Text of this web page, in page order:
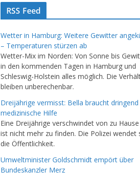
RSS Feed
Wetter in Hamburg: Weitere Gewitter
– Temperaturen stürzen ab
Wetter-Mix im Norden: Von Sonne bis
in den kommenden Tagen in Hamburg und
Schleswig-Holstein alles möglich. Die
bleiben unberechenbar.
Dreijährige vermisst: Bella braucht dringend
medizinische Hilfe
Eine Dreijährige verschwindet von zu
ist nicht mehr zu finden. Die Polizei wendet
die Öffentlichkeit.
Umweltminister Goldschmidt empört über
Bundeskanzler Merz